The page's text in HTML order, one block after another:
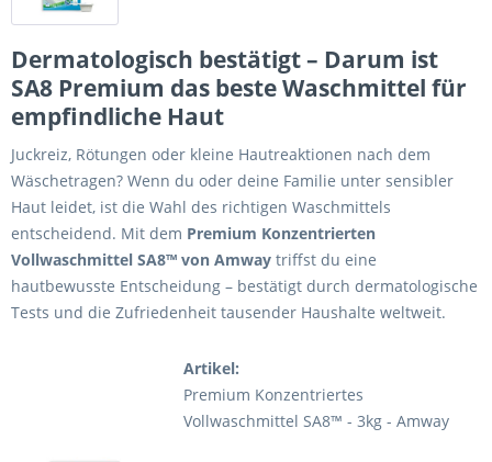
Dermatologisch bestätigt – Darum ist
SA8 Premium das beste Waschmittel für
empfindliche Haut
Juckreiz, Rötungen oder kleine Hautreaktionen nach dem
Wäschetragen? Wenn du oder deine Familie unter sensibler
Haut leidet, ist die Wahl des richtigen Waschmittels
entscheidend. Mit dem Premium Konzentrierten
Vollwaschmittel SA8™ von Amway triffst du eine
hautbewusste Entscheidung – bestätigt durch dermatologische
Tests und die Zufriedenheit tausender Haushalte weltweit.
Artikel:
Premium Konzentriertes
Vollwaschmittel SA8™ - 3kg - Amway